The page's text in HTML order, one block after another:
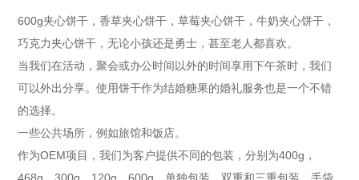
600g夹心饼干，香草夹心饼干，草莓夹心饼干，牛奶夹心饼干，
巧克力夹心饼干，无论小孩还是勇士，甚至老人都喜欢。
当我们在活动，聚会或办公时间以外的时间享用下午茶时，我们
可以外出分享。使用饼干作为结婚糖果的婚礼服务也是一个不错
的选择。
一些公共场所，例如旅馆和饭店。
作为OEM项目，我们为客户提供不同的包装，分别为400g，
468g，300g，120g，600g。单独包装，双重和三重包装。手袋